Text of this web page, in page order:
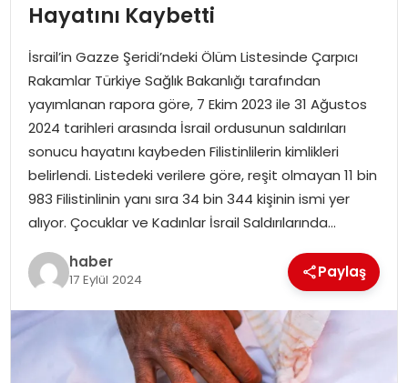
SPOR
MAGAZIN
SPOR
EĞITIM
OTOMOBIL
TEKNOLOJI
Hayatını Kaybetti
İsrail’in Gazze Şeridi’ndeki Ölüm Listesinde Çarpıcı
Rakamlar Türkiye Sağlık Bakanlığı tarafından
yayımlanan rapora göre, 7 Ekim 2023 ile 31 Ağustos
2024 tarihleri arasında İsrail ordusunun saldırıları
sonucu hayatını kaybeden Filistinlilerin kimlikleri
belirlendi. Listedeki verilere göre, reşit olmayan 11 bin
983 Filistinlinin yanı sıra 34 bin 344 kişinin ismi yer
alıyor. Çocuklar ve Kadınlar İsrail Saldırılarında…
haber
17 Eylül 2024 Paylaş